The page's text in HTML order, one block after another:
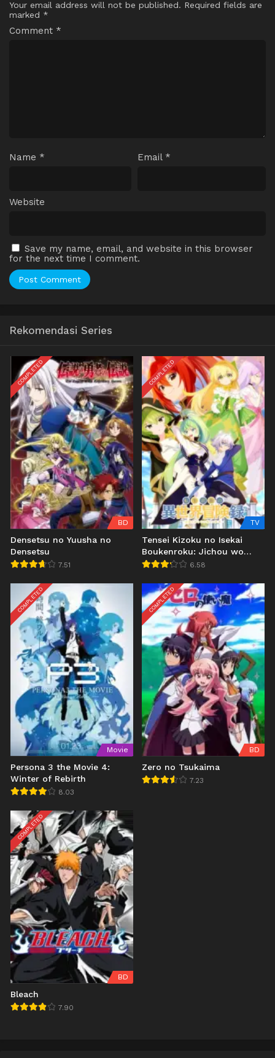
Your email address will not be published. Required fields are
marked *
Comment *
Name * Email *
Website
Save my name, email, and website in this browser
for the next time I comment.
Rekomendasi Series
COMPLETED
BD
Densetsu no Yuusha no
Densetsu
7.51
COMPLETED
TV
Tensei Kizoku no Isekai
Boukenroku: Jichou wo
Shiranai Kamigami no Shito
6.58
COMPLETED
Movie
Persona 3 the Movie 4:
Winter of Rebirth
8.03
COMPLETED
BD
Zero no Tsukaima
7.23
COMPLETED
BD
Bleach
7.90